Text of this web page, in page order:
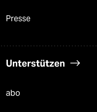
Presse
Unterstützen
abo